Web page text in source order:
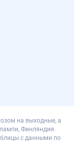
на выходные, а
Финляндия.
с данными по